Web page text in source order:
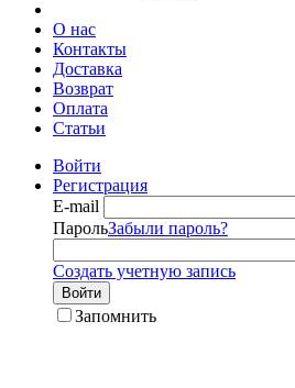
О нас
Контакты
Доставка
Возврат
Оплата
Статьи
Войти
Регистрация
E-mail
ПарольЗабыли пароль?
Создать учетную запись
Войти
Запомнить